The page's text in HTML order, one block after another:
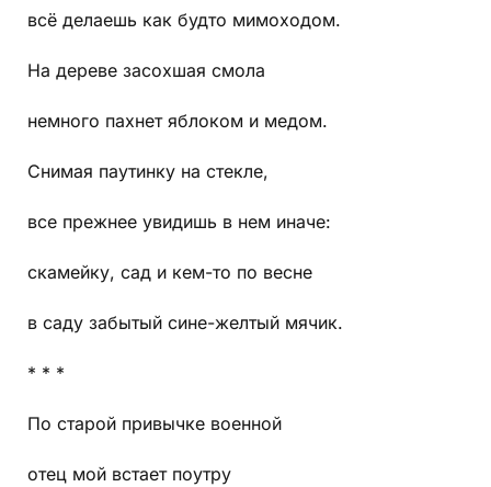
всё делаешь как будто мимоходом.
На дереве засохшая смола
немного пахнет яблоком и медом.
Снимая паутинку на стекле,
все прежнее увидишь в нем иначе:
скамейку, сад и кем-то по весне
в саду забытый сине-желтый мячик.
* * *
По старой привычке военной
отец мой встает поутру